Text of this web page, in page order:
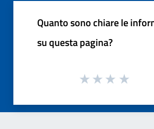
Quanto sono chiare le
su questa pagina?